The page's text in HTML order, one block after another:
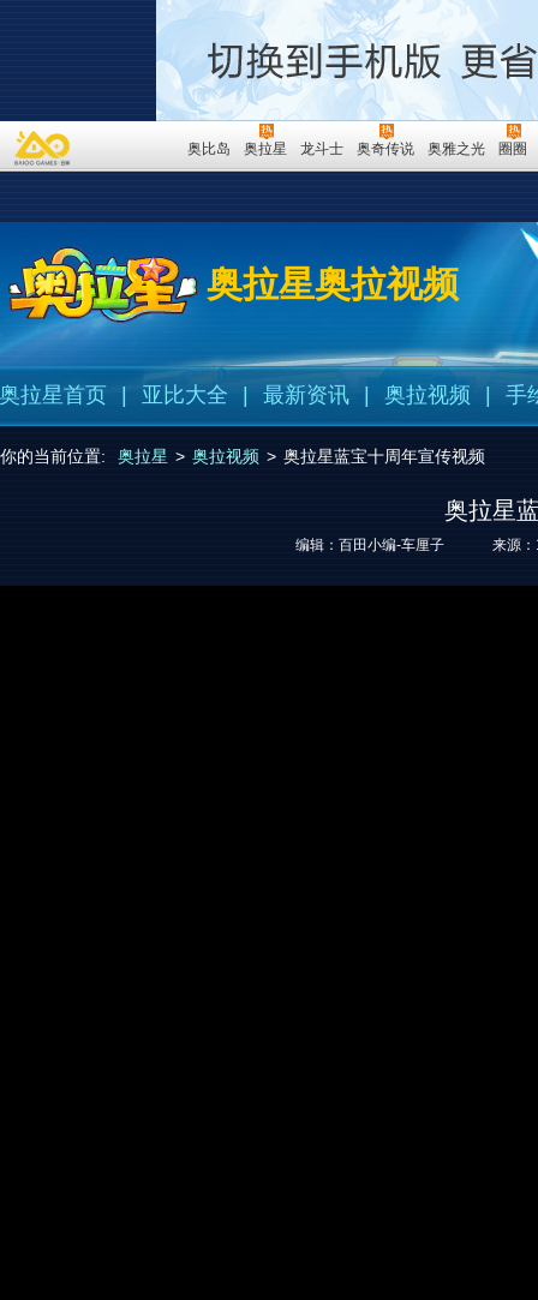
奥比岛 奥拉星 龙斗士 奥奇传说 奥雅之光 圈圈
奥拉星奥拉视频
奥拉星首页 亚比大全 最新资讯 奥拉视频 手
你的当前位置: 奥拉星 > 奥拉视频 > 奥拉星蓝宝十周年宣传视频
奥拉星
编辑：百田小编-车厘子 来源：